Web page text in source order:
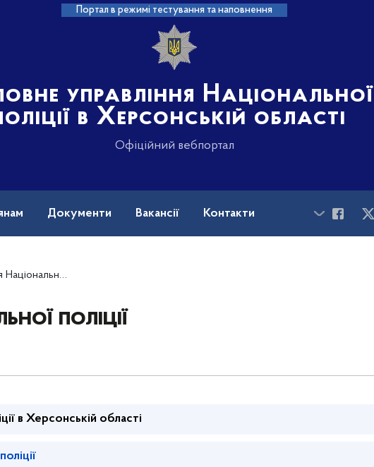
Портал в режимі тестування та наповнення
управління Національної
в Херсонській області
Офіційний вебпортал
Документи Вакансії Контакти
області
поліції
в Херсонській області